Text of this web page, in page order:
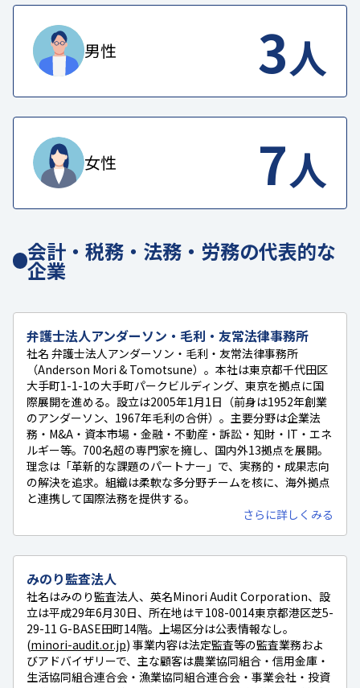
男性 3人
女性 7人
会計・税務・法務・労務の代表的な
企業
弁護士法人アンダーソン・毛利・友常法律事務所
社名 弁護士法人アンダーソン・毛利・友常法律事務所
（Anderson Mori & Tomotsune）。本社は東京都千代田区
大手町1-1-1の大手町パークビルディング、東京を拠点に国
際展開を進める。設立は2005年1月1日（前身は1952年創業
のアンダーソン、1967年毛利の合併）。主要分野は企業法
務・M&A・資本市場・金融・不動産・訴訟・知財・IT・エネ
ルギー等。700名超の専門家を擁し、国内外13拠点を展開。
理念は「革新的な課題のパートナー」で、実務的・成果志向
の解決を追求。組織は柔軟な多分野チームを核に、海外拠点
と連携して国際法務を提供する。
さらに詳しくみる
みのり監査法人
社名はみのり監査法人、英名Minori Audit Corporation、設
立は平成29年6月30日、所在地は〒108-0014東京都港区芝5-
29-11 G-BASE田町14階。上場区分は公表情報なし。
(minori-audit.or.jp) 事業内容は法定監査等の監査業務およ
びアドバイザリーで、主な顧客は農業協同組合・信用金庫・
生活協同組合連合会・漁業協同組合連合会・事業会社・投資